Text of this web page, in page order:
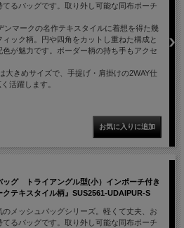
てるバッグです。取り外し可能な同布ポーチ
ンマークの名作テキスタイルに着想を得た幾
ィック柄。円や四角をカットし重ねた構成と
色が魅力です。ボーダー柄の持ち手もアクセ
大きめサイズで、手提げ・肩掛けの2WAY仕
活躍します。
ッグ トライアングル型(小）インポーチ付き
クテキスタイル柄』SUS2561-UDAIPUR-S
のメッシュバッグシリーズ。軽くて丈夫、お
てるバッグです。取り外し可能な同布ポーチ